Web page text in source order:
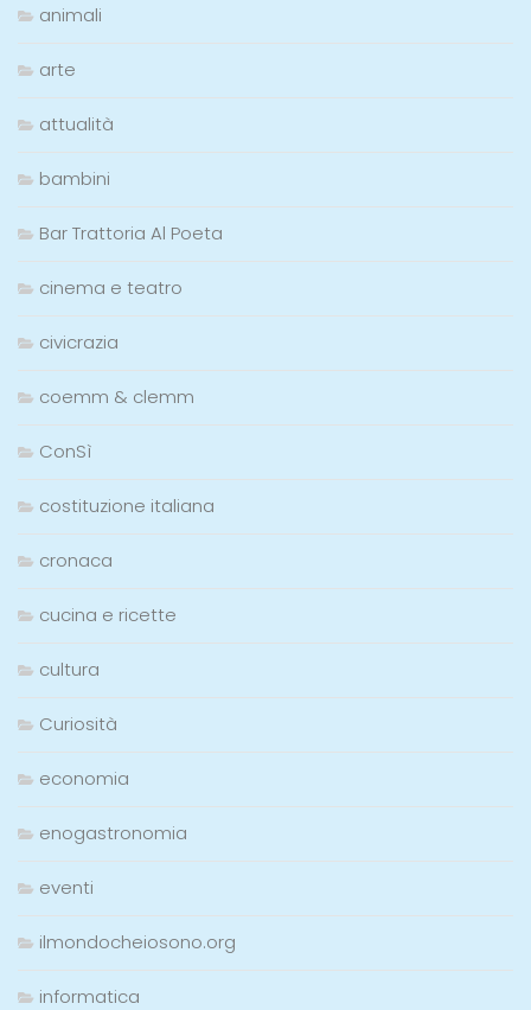
animali
arte
attualità
bambini
Bar Trattoria Al Poeta
cinema e teatro
civicrazia
coemm & clemm
ConSì
costituzione italiana
cronaca
cucina e ricette
cultura
Curiosità
economia
enogastronomia
eventi
ilmondocheiosono.org
informatica